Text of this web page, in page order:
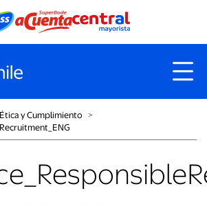
Ética y Cumplimiento ˃